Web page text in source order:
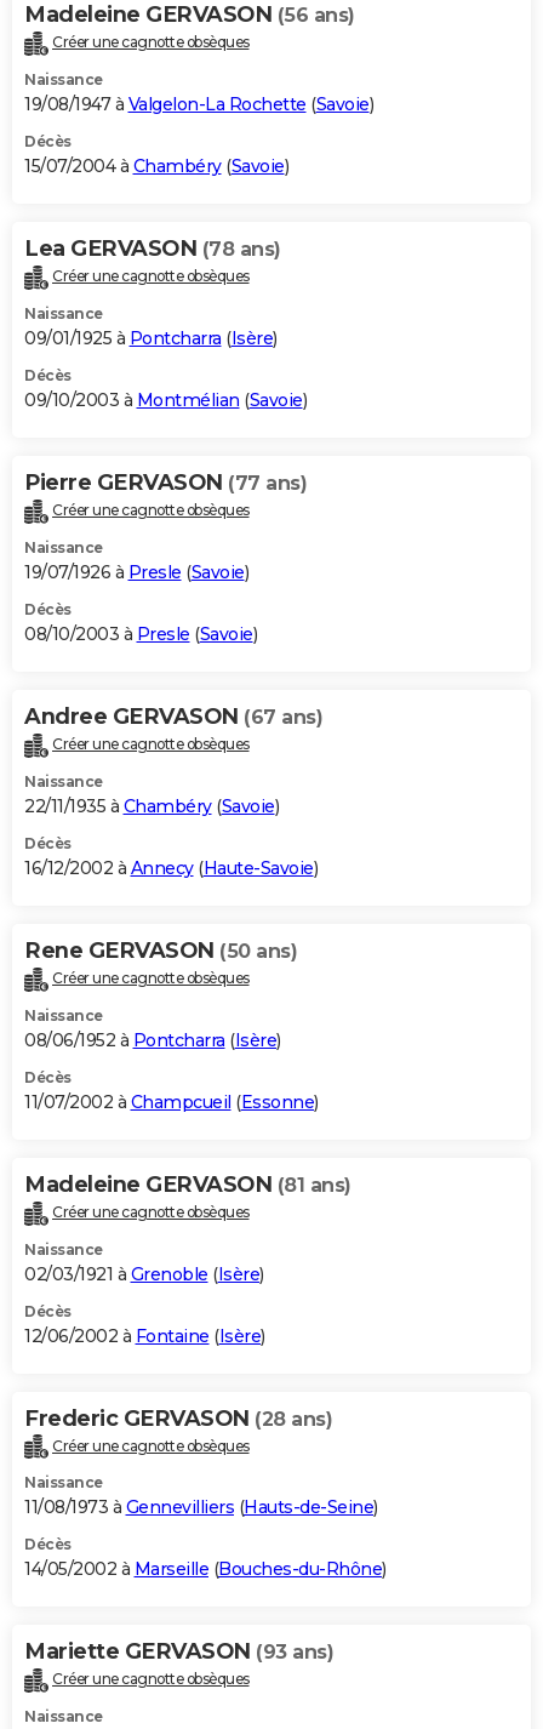
Madeleine GERVASON (56 ans)
Créer une cagnotte obsèques
Naissance
19/08/1947 à Valgelon-La Rochette (Savoie)
Décès
15/07/2004 à Chambéry(Savoie)
Lea GERVASON (78 ans)
Créer une cagnotte obsèques
Naissance
09/01/1925 à Pontcharra (Isère)
Décès
09/10/2003 à Montmélian (Savoie)
Pierre GERVASON (77 ans)
Créer une cagnotte obsèques
Naissance
19/07/1926 à Presle (Savoie)
Décès
08/10/2003 à Presle (Savoie)
Andree GERVASON (67 ans)
Créer une cagnotte obsèques
Naissance
22/11/1935 à Chambéry(Savoie)
Décès
16/12/2002 à Annecy(Haute-Savoie)
Rene GERVASON (50 ans)
Créer une cagnotte obsèques
Naissance
08/06/1952 à Pontcharra (Isère)
Décès
11/07/2002 à Champcueil (Essonne)
Madeleine GERVASON (81 ans)
Créer une cagnotte obsèques
Naissance
02/03/1921 à Grenoble (Isère)
Décès
12/06/2002 à Fontaine (Isère)
Frederic GERVASON (28 ans)
Créer une cagnotte obsèques
Naissance
11/08/1973 à Gennevilliers (Hauts-de-Seine)
Décès
14/05/2002 à Marseille (Bouches-du-Rhône)
Mariette GERVASON (93 ans)
Créer une cagnotte obsèques
Naissance